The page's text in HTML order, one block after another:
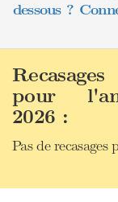
dessous ?
Recasages
pour
2026 :
Pas de recasages